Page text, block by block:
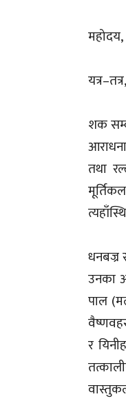
महोदय,
शक
तथा
धनबज्र
उनका
पाल
र